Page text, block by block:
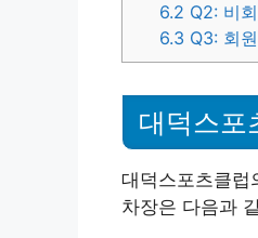
6.2 Q2: 비
6.3 Q3: 회
대덕스포
대덕스포츠클럽
차장은 다음과